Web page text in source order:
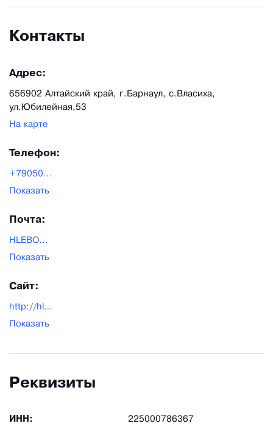
Контакты
Адрес:
656902 Алтайский край, г.Барнаул, с.Власиха,
ул.Юбилейная,53
На карте
Телефон:
+79050...
Показать
Почта:
HLEBO...
Показать
Сайт:
http://hleborob22.ru/
Показать
Реквизиты
ИНН: 225000786367